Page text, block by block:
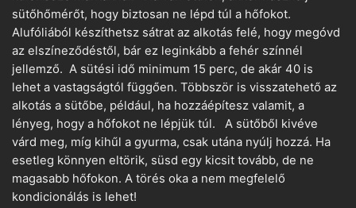
sütőhőmérőt, hogy biztosan ne lépd túl a hőfokot.
Alufóliából készíthetsz sátrat az alkotás felé, hogy megóvd
az elszíneződéstől, bár ez leginkább a fehér színnél
jellemző. A sütési idő minimum 15 perc, de akár 40 is
lehet a vastagságtól függően. Többször is visszatehető az
alkotás a sütőbe, például, ha hozzáépítesz valamit, a
lényeg, hogy a hőfokot ne lépjük túl. A sütőből kivéve
várd meg, míg kihűl a gyurma, csak utána nyúlj hozzá. Ha
esetleg könnyen eltörik, süsd egy kicsit tovább, de ne
magasabb hőfokon. A törés oka a nem megfelelő
kondicionálás is lehet!